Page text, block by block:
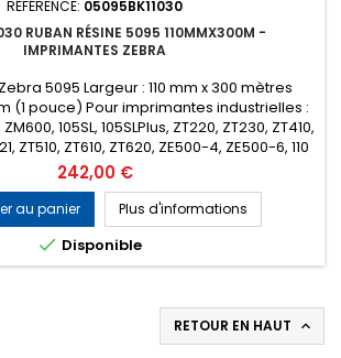
RÉFÉRENCE: 05095BK11030
RUBAN RÉSINE 5095 110MMX300M -
IMPRIMANTES ZEBRA
5095 Largeur : 110 mm x 300 mètres
(1 pouce) Pour imprimantes industrielles :
105SL, 105SLPlus, ZT220, ZT230, ZT410,
ZT510, ZT610, ZT620, ZE500-4, ZE500-6, 110
140Xi4, 170Xi4, 220Xi4 etc... Encrage :
: Boîte de 6 rubans...
Prix
242,00 €
au panier Plus d'informations
 Disponible
RETOUR EN HAUT 